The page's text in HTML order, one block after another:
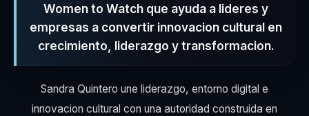
Women to Watch que ayuda a lideres y
empresas a convertir innovacion cultural en
crecimiento, liderazgo y transformacion.
Sandra Quintero une liderazgo, entorno digital e
innovacion cultural con una autoridad construida en